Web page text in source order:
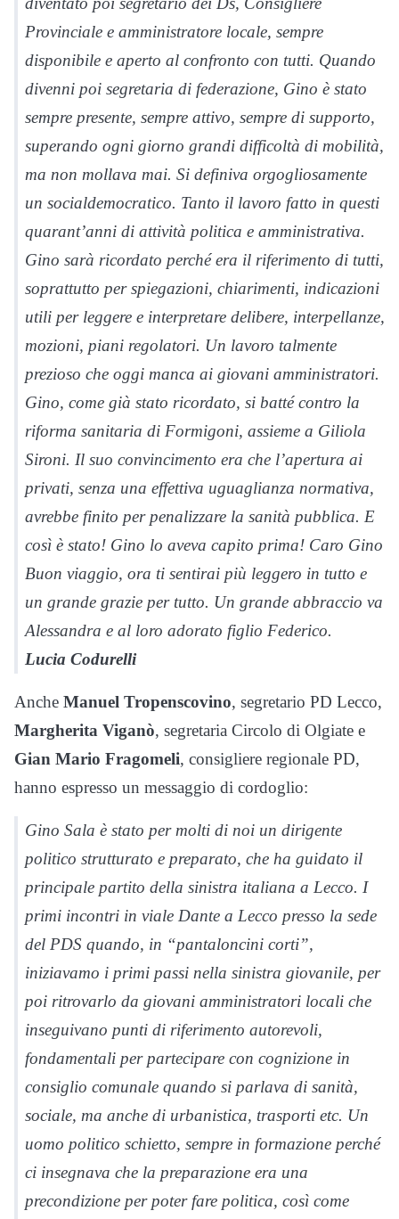
Provinciale e amministratore locale, sempre
disponibile e aperto al confronto con tutti. Quando
divenni poi segretaria di federazione, Gino è stato
sempre presente, sempre attivo, sempre di supporto,
superando ogni giorno grandi difficoltà di mobilità,
ma non mollava mai. Si definiva orgogliosamente
un socialdemocratico. Tanto il lavoro fatto in questi
quarant’anni di attività politica e amministrativa.
Gino sarà ricordato perché era il riferimento di tutti,
soprattutto per spiegazioni, chiarimenti, indicazioni
utili per leggere e interpretare delibere, interpellanze,
mozioni, piani regolatori. Un lavoro talmente
prezioso che oggi manca ai giovani amministratori.
Gino, come già stato ricordato, si batté contro la
riforma sanitaria di Formigoni, assieme a Giliola
Sironi. Il suo convincimento era che l’apertura ai
privati, senza una effettiva uguaglianza normativa,
avrebbe finito per penalizzare la sanità pubblica. E
così è stato! Gino lo aveva capito prima! Caro Gino
Buon viaggio, ora ti sentirai più leggero in tutto e
un grande grazie per tutto. Un grande abbraccio va
Alessandra e al loro adorato figlio Federico.
Lucia Codurelli
Anche Manuel Tropenscovino, segretario PD Lecco,
Margherita Viganò, segretaria Circolo di Olgiate e
Gian Mario Fragomeli, consigliere regionale PD,
hanno espresso un messaggio di cordoglio:
Gino Sala è stato per molti di noi un dirigente
politico strutturato e preparato, che ha guidato il
principale partito della sinistra italiana a Lecco. I
primi incontri in viale Dante a Lecco presso la sede
del PDS quando, in “pantaloncini corti”,
iniziavamo i primi passi nella sinistra giovanile, per
poi ritrovarlo da giovani amministratori locali che
inseguivano punti di riferimento autorevoli,
fondamentali per partecipare con cognizione in
consiglio comunale quando si parlava di sanità,
sociale, ma anche di urbanistica, trasporti etc. Un
uomo politico schietto, sempre in formazione perché
ci insegnava che la preparazione era una
precondizione per poter fare politica, così come